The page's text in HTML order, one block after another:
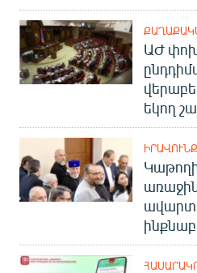
ԱԺ
եկող
ԻՐԱՎՈՒՆՔ